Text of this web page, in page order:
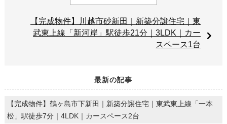
【完成物件】川越市砂新田｜新築分譲住宅｜東
武東上線「新河岸」駅徒歩21分｜3LDK｜カー
スペース1台
最新の記事
【完成物件】鶴ヶ島市下新田｜新築分譲住宅｜東武東上線「一本
松」駅徒歩7分｜4LDK｜カースペース2台